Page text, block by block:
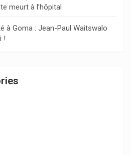
meurt à l’hôpital
à Goma : Jean-Paul Waitswalo
!